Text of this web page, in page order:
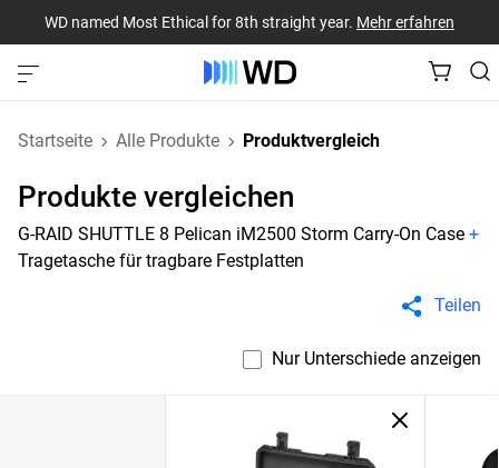
WD named Most Ethical for 8th straight year. Mehr erfahren
Startseite Alle Produkte Produktvergleich
Produkte vergleichen
G-RAID SHUTTLE 8 Pelican iM2500 Storm Carry-On Case +
Tragetasche für tragbare Festplatten
Teilen
Nur Unterschiede anzeigen